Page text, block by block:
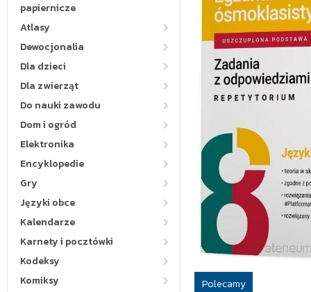
papiernicze
Atlasy
Dewocjonalia
Dla dzieci
Dla zwierząt
Do nauki zawodu
Dom i ogród
Elektronika
Encyklopedie
Gry
Języki obce
Kalendarze
Karnety i pocztówki
Kodeksy
Komiksy
Polecamy